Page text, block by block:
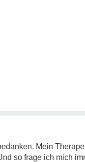
Mein
so frage ich mich